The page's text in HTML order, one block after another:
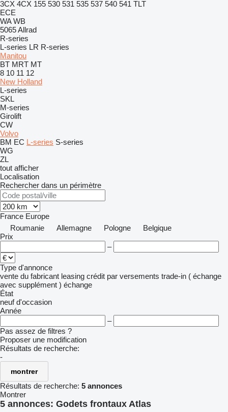
3CX 4CX 155 530 531 535 537 540 541 TLT
ECE
WA WB
5065Allrad
R-series
L-series LR R-series
Manitou
BT MRT MT
8 10 11 12
New Holland
L-series
SKL
M-series
Girolift
CW
Volvo
BM EC L-series S-series
WG
ZL
tout afficher
Localisation
Rechercher dans un périmètre
France Europe
Roumanie
Allemagne Pologne
Belgique
Prix
–
Type d'annonce
vente du fabricant leasing crédit par versements trade-in ( échange
avec supplément ) échange
État
neuf d'occasion
Année
–
Pas assez de filtres ?
Proposer une modification
Résultats de recherche:
-
montrer
Résultats de recherche: 5 annonces
Montrer
5 annonces: Godets frontaux Atlas